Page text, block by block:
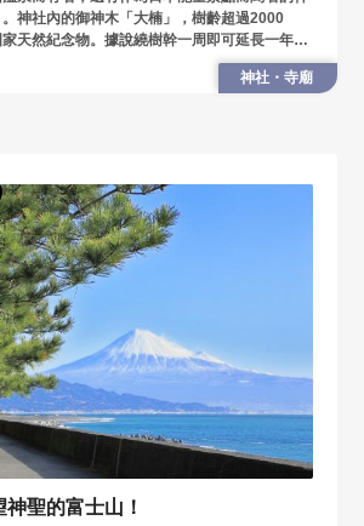
神社內的御神木「大楠」，樹齡超過2000
天然紀念物。據說繞樹幹一周即可延長一年壽
神社・寺廟
聖的富士山！